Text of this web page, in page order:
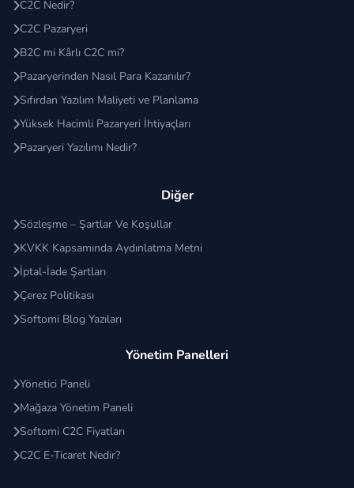
C2C Nedir?
C2C Pazaryeri
B2C mi Kârlı C2C mi?
Pazaryerinden Nasıl Para Kazanılır?
Sıfırdan Yazılım Maliyeti ve Planlama
Yüksek Hacimli Pazaryeri İhtiyaçları
Pazaryeri Yazılımı Nedir?
Diğer
Sözleşme – Şartlar Ve Koşullar
KVKK Kapsamında Aydınlatma Metni
İptal-İade Şartları
Çerez Politikası
Softomi Blog Yazıları
Yönetim Panelleri
Yönetici Paneli
Mağaza Yönetim Paneli
Softomi C2C Fiyatları
C2C E-Ticaret Nedir?